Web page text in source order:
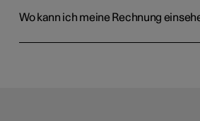
Wo kann ich meine Rechnung